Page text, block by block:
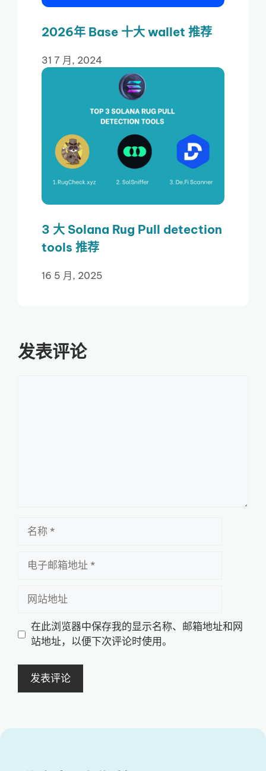
2026年 Base 十大 wallet 推荐
31 7 月, 2024
3 大 Solana Rug Pull detection
tools 推荐
16 5 月, 2025
发表评论
址
址
在此浏览器中保存我的显示名称、邮箱地址和网
站地址，以便下次评论时使用。